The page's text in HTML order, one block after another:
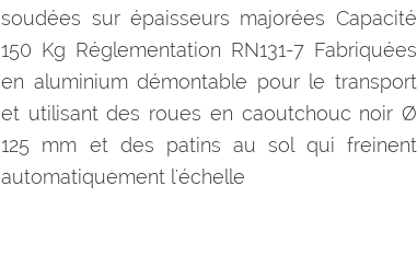
soudées sur épaisseurs majorées Capacité
150 Kg Réglementation RN131-7 Fabriquées
en aluminium démontable pour le transport
et utilisant des roues en caoutchouc noir Ø
125 mm et des patins au sol qui freinent
automatiquement l'échelle